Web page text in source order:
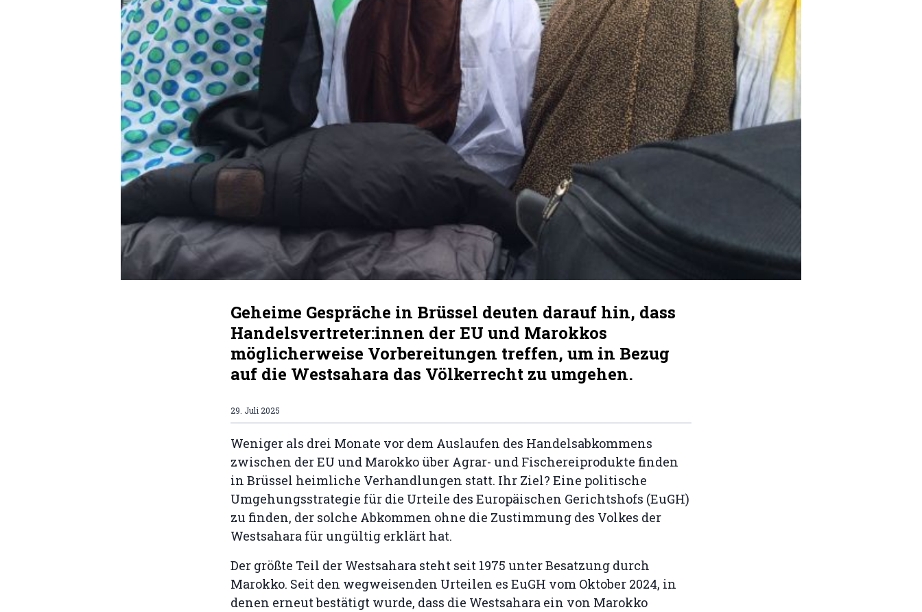
Geheime Gespräche in Brüssel deuten darauf hin, dass
Handelsvertreter:innen der EU und Marokkos
möglicherweise Vorbereitungen treffen, um in Bezug
auf die Westsahara das Völkerrecht zu umgehen.
29. Juli 2025
Weniger als drei Monate vor dem Auslaufen des Handelsabkommens
zwischen der EU und Marokko über Agrar- und Fischereiprodukte finden
in Brüssel heimliche Verhandlungen statt. Ihr Ziel? Eine politische
Umgehungsstrategie für die Urteile des Europäischen Gerichtshofs (EuGH)
zu finden, der solche Abkommen ohne die Zustimmung des Volkes der
Westsahara für ungültig erklärt hat.
Der größte Teil der Westsahara steht seit 1975 unter Besatzung durch
Marokko. Seit den wegweisenden Urteilen es EuGH vom Oktober 2024, in
denen erneut bestätigt wurde, dass die Westsahara ein von Marokko